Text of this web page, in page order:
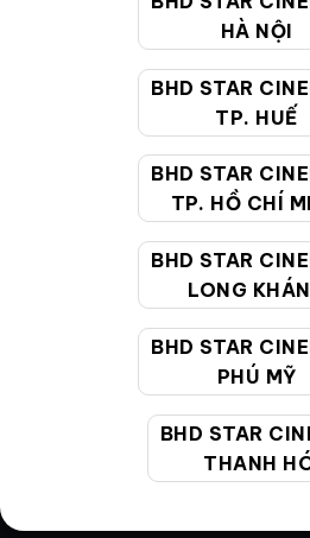
HÀ NỘI
BHD STAR
TP. HUẾ
BHD STAR
TP. HỒ CHÍ
BHD STAR
LONG
BHD STAR
PHÚ MỸ
BHD STAR
THANH
Hướng dẫn đặt vé trực tuyến
Quy định và chính sách chung
Chính sách bảo vệ thông tin cá
CHĂM SÓC KHÁCH HÀNG
Giờ làm việc:9:00 - 22:00
gồm cả Lễ, Tết)
cskh@bhdstar.vn